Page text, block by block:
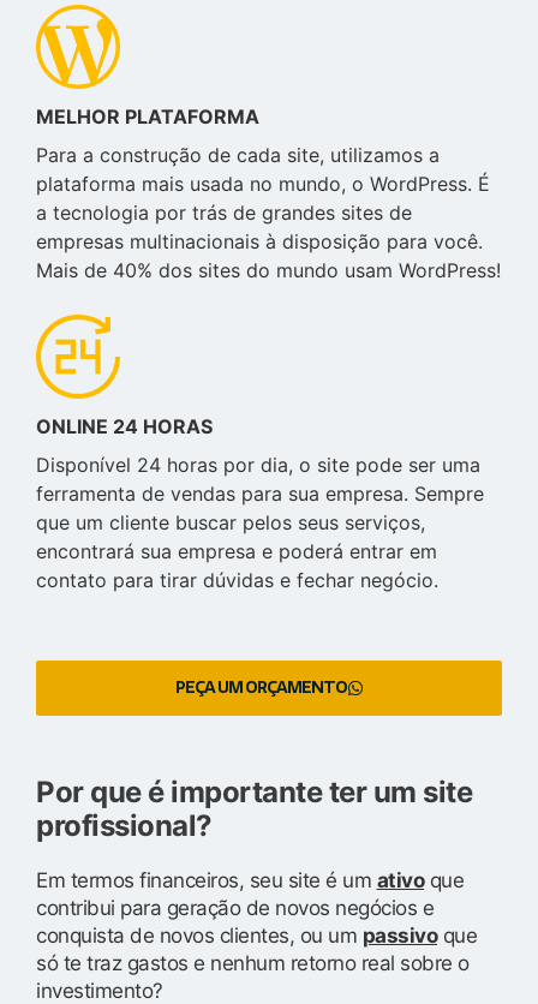
MELHOR PLATAFORMA
Para a construção de cada site, utilizamos a
plataforma mais usada no mundo, o WordPress. É
a tecnologia por trás de grandes sites de
empresas multinacionais à disposição para você.
Mais de 40% dos sites do mundo usam WordPress!
ONLINE 24 HORAS
Disponível 24 horas por dia, o site pode ser uma
ferramenta de vendas para sua empresa. Sempre
que um cliente buscar pelos seus serviços,
encontrará sua empresa e poderá entrar em
contato para tirar dúvidas e fechar negócio.
PEÇA UM ORÇAMENTO
Por que é importante ter um site
profissional?
Em termos financeiros, seu site é um ativoque
contribui para geração de novos negócios e
conquista de novos clientes, ou um passivoque
só te traz gastos e nenhum retorno real sobre o
investimento?